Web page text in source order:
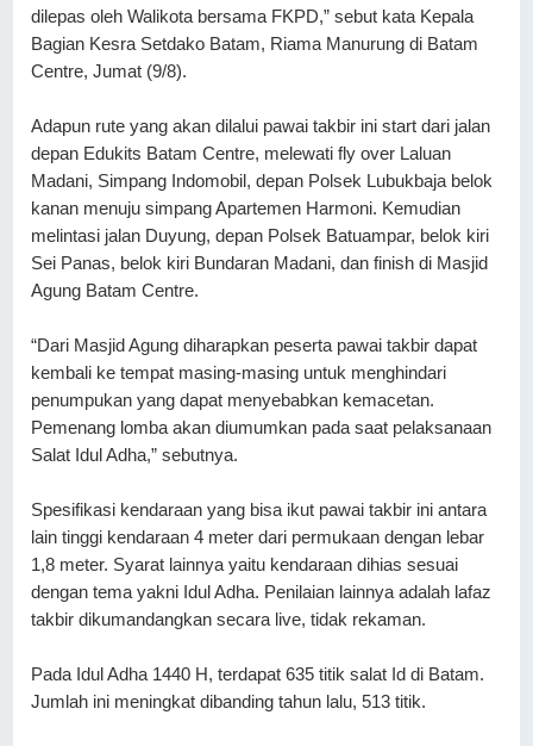
dilepas oleh Walikota bersama FKPD,” sebut kata Kepala
Bagian Kesra Setdako Batam, Riama Manurung di Batam
Centre, Jumat (9/8).
Adapun rute yang akan dilalui pawai takbir ini start dari jalan
depan Edukits Batam Centre, melewati fly over Laluan
Madani, Simpang Indomobil, depan Polsek Lubukbaja belok
kanan menuju simpang Apartemen Harmoni. Kemudian
melintasi jalan Duyung, depan Polsek Batuampar, belok kiri
Sei Panas, belok kiri Bundaran Madani, dan finish di Masjid
Agung Batam Centre.
“Dari Masjid Agung diharapkan peserta pawai takbir dapat
kembali ke tempat masing-masing untuk menghindari
penumpukan yang dapat menyebabkan kemacetan.
Pemenang lomba akan diumumkan pada saat pelaksanaan
Salat Idul Adha,” sebutnya.
Spesifikasi kendaraan yang bisa ikut pawai takbir ini antara
lain tinggi kendaraan 4 meter dari permukaan dengan lebar
1,8 meter. Syarat lainnya yaitu kendaraan dihias sesuai
dengan tema yakni Idul Adha. Penilaian lainnya adalah lafaz
takbir dikumandangkan secara live, tidak rekaman.
Pada Idul Adha 1440 H, terdapat 635 titik salat Id di Batam.
Jumlah ini meningkat dibanding tahun lalu, 513 titik.